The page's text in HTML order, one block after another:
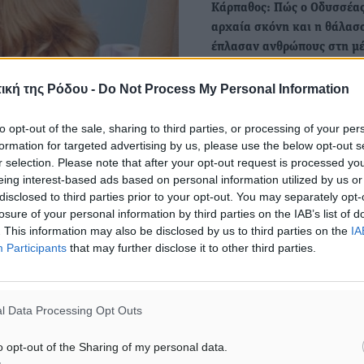
της Ρόδου - Do Not Process My Personal Information
opt-out of the sale, sharing to third parties, or processing of your
for targeted advertising by us, please use the below opt-out
selection. Please note that after your opt-out request is processed
interest-based ads based on personal information utilized by us
to third parties prior to your opt-out. You may separately
of your personal information by third parties on the IAB’s list of
This information may also be disclosed by us to third parties on the
Participants that may further disclose it to other third parties.
Data Processing Opt Outs
opt-out of the Sharing of my personal data.
επαγγελματίες
Κάρπαθος: Πώς ο
αρχαία σκόνη και η
έπλασαν ανθρώπους στη
Κάρπαθος, εκεί που ο
η θάλασσα έπλασαν τους
ανθρώπους…
Γιώργος Χατζημάρκος: Η
μοριοδότηση της
τη νησιωτική Ελλάδα,
μας πολλά χρόνια και…
Στη μοριοδότηση της